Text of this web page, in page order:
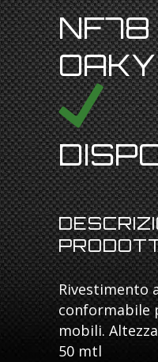
NF78
Rivestimento
conformabile
mobili.
50 mtl